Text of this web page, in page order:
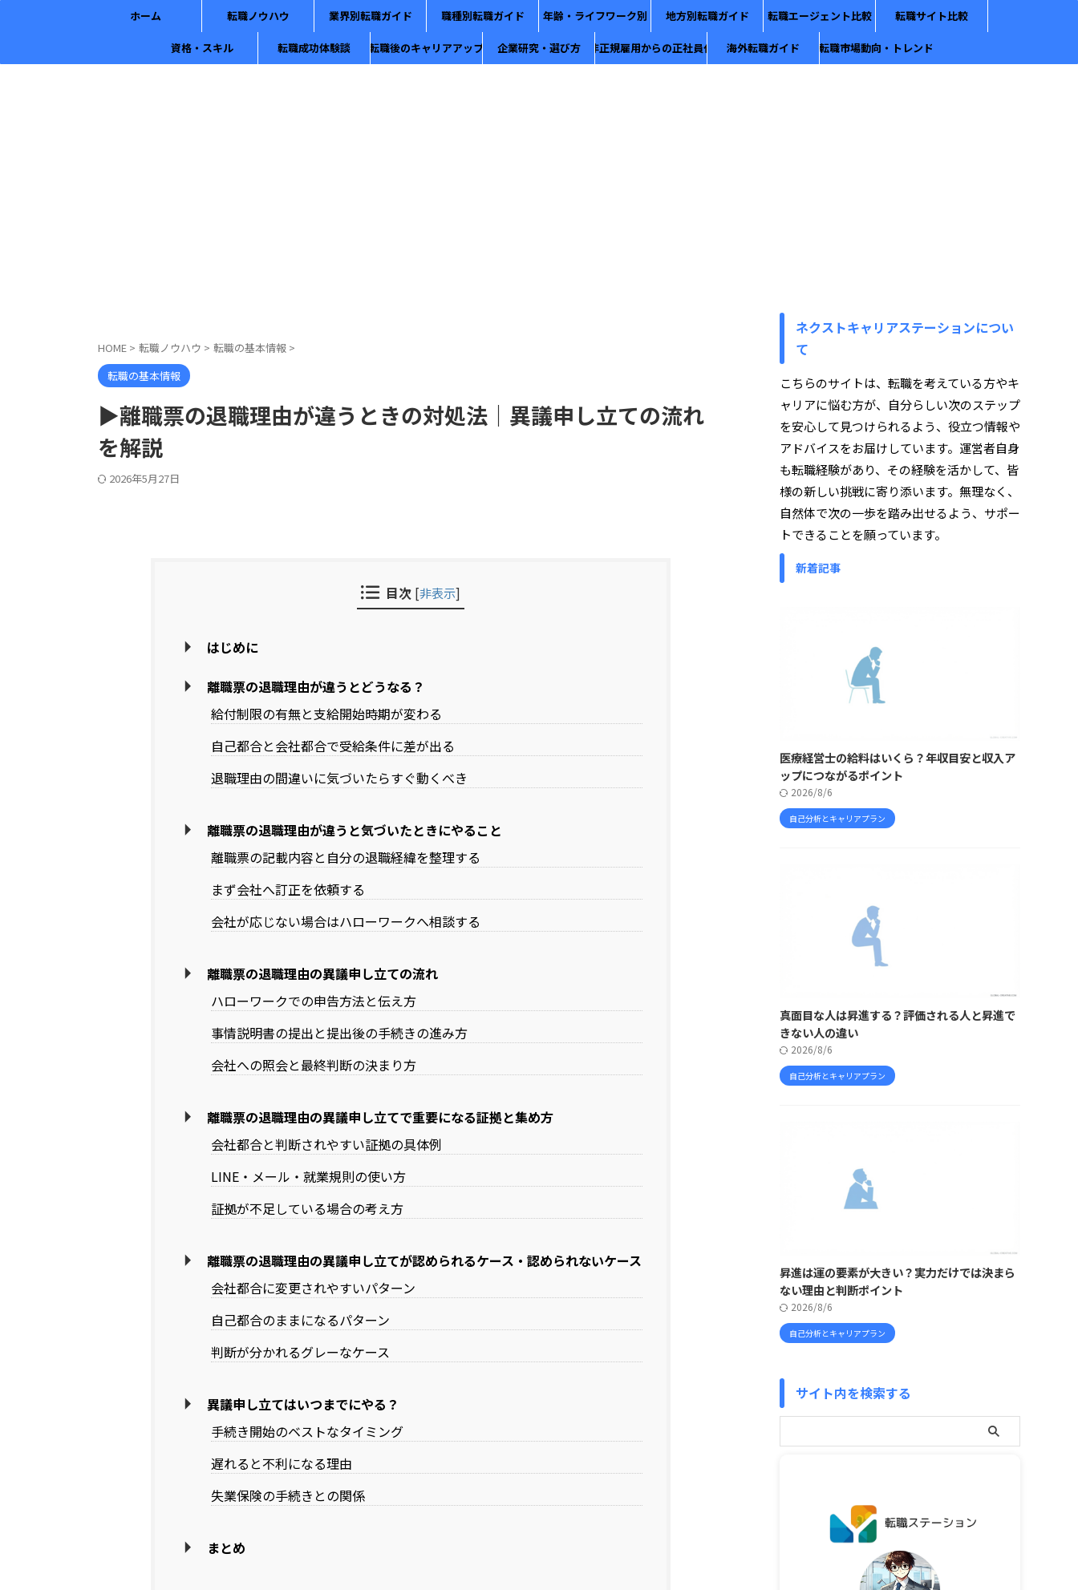
ホーム 転職ノウハウ 業界別転職ガイド 職種別転職ガイド 年齢・ライフワーク別 地方別転職ガイド 転職エージェント比較 転職サイト比較
資格・スキル 転職成功体験談 転職後のキャリアアップ 企業研究・選び方 非正規雇用からの正社員化 海外転職ガイド 転職市場動向・トレンド
HOME > 転職ノウハウ > 転職の基本情報 >
転職の基本情報
▶離職票の退職理由が違うときの対処法｜異議申し立ての流れ
を解説
2026年5月27日
目次 [非表示]
はじめに
離職票の退職理由が違うとどうなる？
給付制限の有無と支給開始時期が変わる
自己都合と会社都合で受給条件に差が出る
退職理由の間違いに気づいたらすぐ動くべき
離職票の退職理由が違うと気づいたときにやること
離職票の記載内容と自分の退職経緯を整理する
まず会社へ訂正を依頼する
会社が応じない場合はハローワークへ相談する
離職票の退職理由の異議申し立ての流れ
ハローワークでの申告方法と伝え方
事情説明書の提出と提出後の手続きの進み方
会社への照会と最終判断の決まり方
離職票の退職理由の異議申し立てで重要になる証拠と集め方
会社都合と判断されやすい証拠の具体例
LINE・メール・就業規則の使い方
証拠が不足している場合の考え方
離職票の退職理由の異議申し立てが認められるケース・認められないケース
会社都合に変更されやすいパターン
自己都合のままになるパターン
判断が分かれるグレーなケース
異議申し立てはいつまでにやる？
手続き開始のベストなタイミング
遅れると不利になる理由
失業保険の手続きとの関係
まとめ
ネクストキャリアステーションについ
て
こちらのサイトは、転職を考えている方やキ
ャリアに悩む方が、自分らしい次のステップ
を安心して見つけられるよう、役立つ情報や
アドバイスをお届けしています。運営者自身
も転職経験があり、その経験を活かして、皆
様の新しい挑戦に寄り添います。無理なく、
自然体で次の一歩を踏み出せるよう、サポー
トできることを願っています。
新着記事
医療経営士の給料はいくら？年収目安と収入ア
ップにつながるポイント
2026/8/6
自己分析とキャリアプラン
真面目な人は昇進する？評価される人と昇進で
きない人の違い
2026/8/6
自己分析とキャリアプラン
昇進は運の要素が大きい？実力だけでは決まら
ない理由と判断ポイント
2026/8/6
自己分析とキャリアプラン
サイト内を検索する